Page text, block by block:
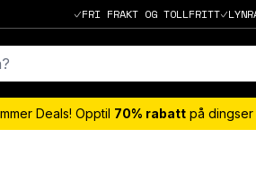
FRI FRAKT OG TOLLFRITT
Deals! Opptil 70% rabattpå dingser